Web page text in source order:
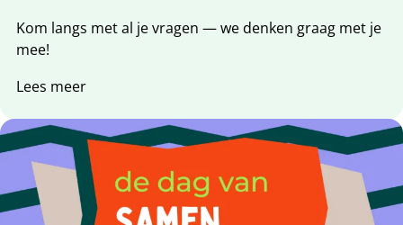
Kom langs met al je vragen — we denken graag met je
mee!
Lees meer